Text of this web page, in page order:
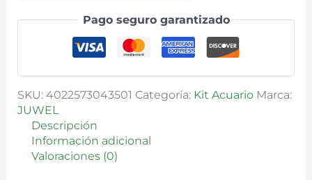
Pago seguro garantizado
SKU: 4022573043501 Categoría: Kit Acuario Marca:
JUWEL
Descripción
Información adicional
Valoraciones (0)